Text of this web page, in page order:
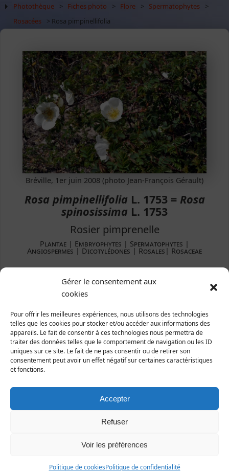
Gérer le consentement aux
cookies
Pour offrir les meilleures expériences, nous utilisons des technologies
telles que les cookies pour stocker et/ou accéder aux informations des
appareils. Le fait de consentir à ces technologies nous permettra de
traiter des données telles que le comportement de navigation ou les ID
uniques sur ce site. Le fait de ne pas consentir ou de retirer son
consentement peut avoir un effet négatif sur certaines caractéristiques
et fonctions.
Accepter
Refuser
Voir les préférences
Politique de cookiesPolitique de confidentialité
Photothèque > Fiches photo > Flore > Spermatophytes
>
Rosacées
> Rosa pimpinellifolia
Bréville, 1er juin 2008 (photo Jean-François Gérault)
Rosa pimpinellifolia L. 1753 = Rosa
spinosissima L. 1753
Rosier pimprenelle
Plantae ­| Embryophytes | Spermatophytes |
Angiospermes | Dicotylédones | Rosales| Rosaceae
Europe :presque toute l'Europe.
France : presque toute la France.
Manche : uniquement en zones littorales.
Bréville, 1er juin 2008 (photo Jean-François Gérault)